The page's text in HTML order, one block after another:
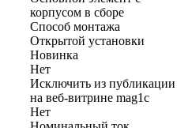
корпусом в сборе
Способ монтажа
Открытой установки
Новинка
Нет
Исключить из публикации
на веб-витрине mag1c
Нет